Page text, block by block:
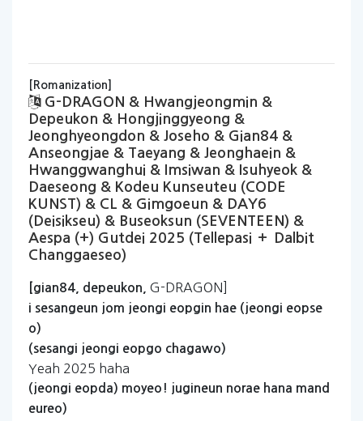
[Romanization]
G-DRAGON & Hwangjeongmin &
Depeukon & Hongjinggyeong &
Jeonghyeongdon & Joseho & Gian84 &
Anseongjae & Taeyang & Jeonghaein &
Hwanggwanghui & Imsiwan & Isuhyeok &
Daeseong & Kodeu Kunseuteu (CODE
KUNST) & CL & Gimgoeun & DAY6
(deisikseu) & Buseoksun (SEVENTEEN) &
Aespa (+) Gutdei 2025 (tellepasi ＋ Dalbit
Changgaeseo)
[gian84, depeukon, G-DRAGON]
i sesangeun jom jeongi eopgin hae (jeongi eopse
o)
(sesangi jeongi eopgo chagawo)
Yeah 2025 haha
(jeongi eopda) moyeo! jugineun norae hana mand
eureo)